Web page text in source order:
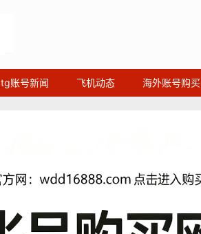
tg账号新闻 飞机动态 海外账号购买